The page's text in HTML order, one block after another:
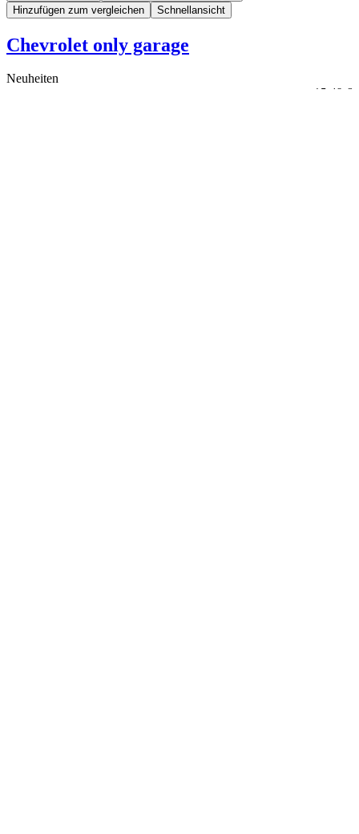
Hinzufügen zum vergleichen
Schnellansicht
Chevrolet only garage
Neuheiten
15,49 €